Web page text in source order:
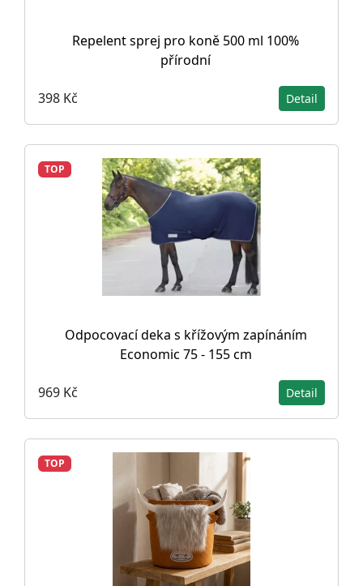
Repelent sprej pro koně 500 ml 100%
přírodní
398 Kč Detail
TOP
Odpocovací deka s křížovým zapínáním
Economic 75 - 155 cm
969 Kč Detail
TOP